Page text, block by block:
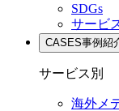
SDGs
サービ
CASES事例紹
サービス別
海外メ